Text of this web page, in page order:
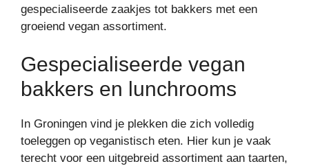
gespecialiseerde zaakjes tot bakkers met een
groeiend vegan assortiment.
Gespecialiseerde vegan
bakkers en lunchrooms
In Groningen vind je plekken die zich volledig
toeleggen op veganistisch eten. Hier kun je vaak
terecht voor een uitgebreid assortiment aan taarten,